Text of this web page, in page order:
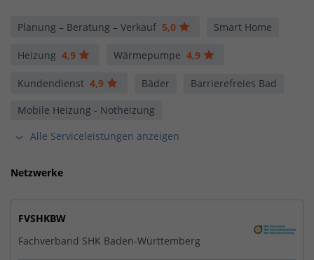
Planung – Beratung – Verkauf 5,0 Smart Home
Heizung 4,9 Wärmepumpe 4,9
Kundendienst 4,9 Bäder
Barrierefreies Bad
Mobile Heizung - Notheizung
Alle Serviceleistungen anzeigen
Netzwerke
FVSHKBW
Fachverband SHK Baden-Württemberg